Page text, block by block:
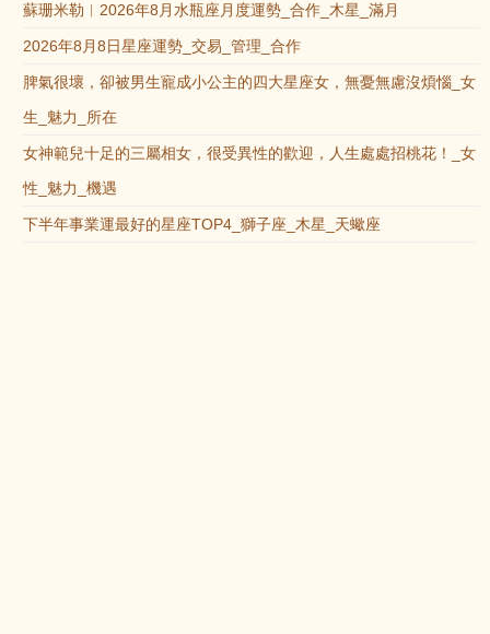
蘇珊米勒︱2026年8月水瓶座月度運勢_合作_木星_滿月
2026年8月8日星座運勢_交易_管理_合作
脾氣很壞，卻被男生寵成小公主的四大星座女，無憂無慮沒煩惱_女
生_魅力_所在
女神範兒十足的三屬相女，很受異性的歡迎，人生處處招桃花！_女
性_魅力_機遇
下半年事業運最好的星座TOP4_獅子座_木星_天蠍座